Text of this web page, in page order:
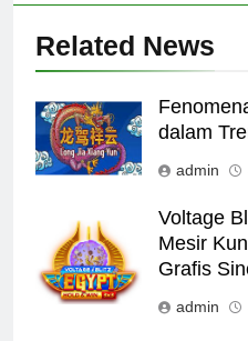
Related News
dalam
admin
Voltage
Mesir
Grafis
admin